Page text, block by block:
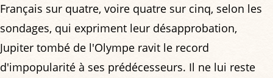
Français sur quatre, voire quatre sur cinq, selon les
sondages, qui expriment leur désapprobation,
Jupiter tombé de l'Olympe ravit le record
d'impopularité à ses prédécesseurs. Il ne lui reste